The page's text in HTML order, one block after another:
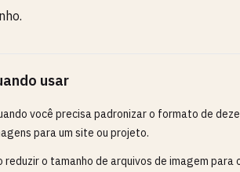
usar
você precisa padronizar o formato de
para um site ou projeto.
reduzir o tamanho de arquivos de imagem para